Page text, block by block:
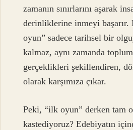
zamanın sınırlarını aşarak
derinliklerine inmeyi başarır.
oyun” sadece tarihsel bir
kalmaz, aynı zamanda
gerçeklikleri şekillendiren,
olarak karşımıza çıkar.
Peki, “ilk oyun” derken tam
kastediyoruz? Edebiyatın